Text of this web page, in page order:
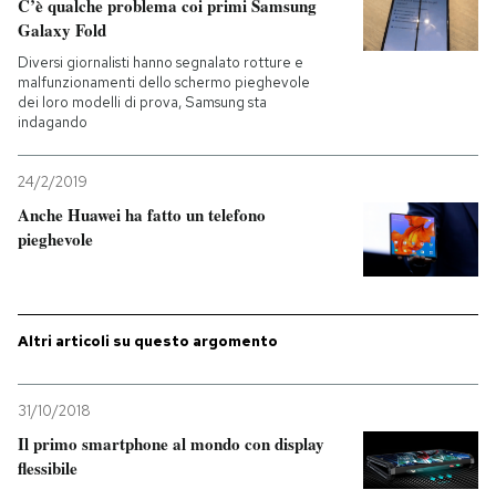
PODCAST
NEWSLETTER
CALENDARIO
AREA PERSONALE
Entra
C’è qualche problema coi primi Samsung
Galaxy Fold
Diversi giornalisti hanno segnalato rotture e
malfunzionamenti dello schermo pieghevole
dei loro modelli di prova, Samsung sta
indagando
24/2/2019
Anche Huawei ha fatto un telefono
pieghevole
Altri articoli su questo argomento
31/10/2018
Il primo smartphone al mondo con display
flessibile